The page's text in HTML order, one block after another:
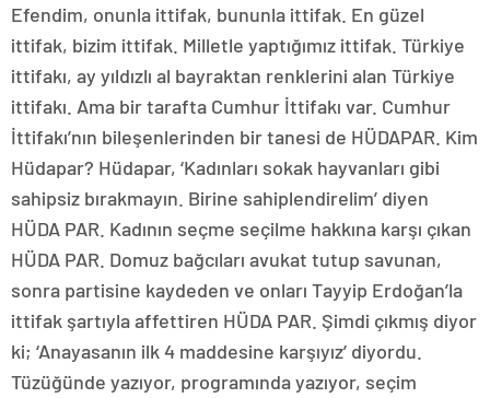
Efendim, onunla ittifak, bununla ittifak. En güzel
ittifak, bizim ittifak. Milletle yaptığımız ittifak. Türkiye
ittifakı, ay yıldızlı al bayraktan renklerini alan Türkiye
ittifakı. Ama bir tarafta Cumhur İttifakı var. Cumhur
İttifakı’nın bileşenlerinden bir tanesi de HÜDAPAR. Kim
Hüdapar? Hüdapar, ‘Kadınları sokak hayvanları gibi
sahipsiz bırakmayın. Birine sahiplendirelim’ diyen
HÜDA PAR. Kadının seçme seçilme hakkına karşı çıkan
HÜDA PAR. Domuz bağcıları avukat tutup savunan,
sonra partisine kaydeden ve onları Tayyip Erdoğan’la
ittifak şartıyla affettiren HÜDA PAR. Şimdi çıkmış diyor
ki; ‘Anayasanın ilk 4 maddesine karşıyız’ diyordu.
Tüzüğünde yazıyor, programında yazıyor, seçim